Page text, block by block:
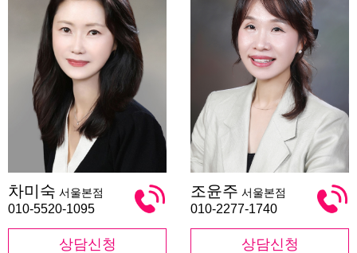
미
숙
차미숙 서울본점
010-5520-1095
상담신청
윤
주
조윤주 서울본점
010-2277-1740
상담신청